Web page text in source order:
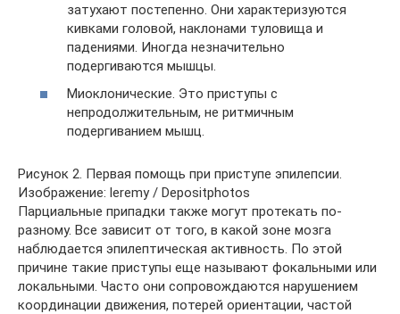
затухают постепенно. Они характеризуются
кивками головой, наклонами туловища и
падениями. Иногда незначительно
подергиваются мышцы.
Миоклонические. Это приступы с
непродолжительным, не ритмичным
подергиванием мышц.
Рисунок 2. Первая помощь при приступе эпилепсии.
Изображение: leremy / Depositphotos
Парциальные припадки также могут протекать по-
разному. Все зависит от того, в какой зоне мозга
наблюдается эпилептическая активность. По этой
причине такие приступы еще называют фокальными или
локальными. Часто они сопровождаются нарушением
координации движения, потерей ориентации, частой